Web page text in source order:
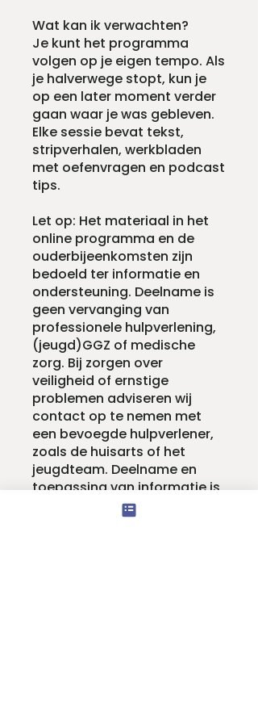
Wat kan ik verwachten?
Je kunt het programma
volgen op je eigen tempo. Als
je halverwege stopt, kun je
op een later moment verder
gaan waar je was gebleven.
Elke sessie bevat tekst,
stripverhalen, werkbladen
met oefenvragen en podcast
tips.
Let op: Het materiaal in het
online programma en de
ouderbijeenkomsten zijn
bedoeld ter informatie en
ondersteuning. Deelname is
geen vervanging van
professionele hulpverlening,
(jeugd)GGZ of medische
zorg. Bij zorgen over
veiligheid of ernstige
problemen adviseren wij
contact op te nemen met
een bevoegde hulpverlener,
zoals de huisarts of het
jeugdteam. Deelname en
toepassing van informatie is
verantwoordelijkheid.